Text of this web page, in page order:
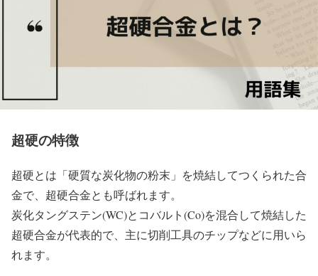
超硬の特徴
超硬とは「硬質な炭化物の粉末」を焼結してつくられた合
金で、超硬合金とも呼ばれます。
炭化タングステン(WC)とコバルト(Co)を混合して焼結した
超硬合金が代表的で、主に切削工具のチップなどに用いら
れます。